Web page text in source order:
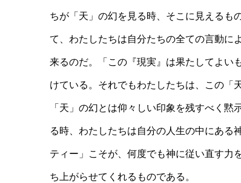
ちが「天」の幻を見る時、そこに見える
て、わたしたちは自分たちの全ての言動に
来るのだ。「この『現実』は果たしてよい
けている。それでもわたしたちは、この「
「天」の幻とは仰々しい印象を残すべく
る時、わたしたちは自分の人生の中にある
ティー」こそが、何度でも神に従い直す力
ち上がらせてくれるものである。